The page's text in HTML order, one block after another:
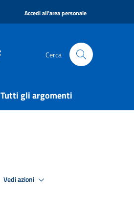
Accedi all'area personale
Cerca
Tutti gli argomenti
Vedi azioni